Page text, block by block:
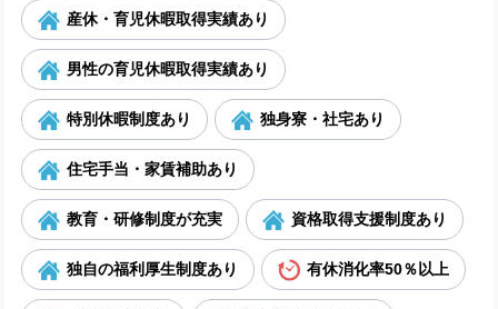
産休・育児休暇取得実績あり
男性の育児休暇取得実績あり
特別休暇制度あり 独身寮・社宅あり
住宅手当・家賃補助あり
教育・研修制度が充実 資格取得支援制度あり
独自の福利厚生制度あり 有休消化率50％以上